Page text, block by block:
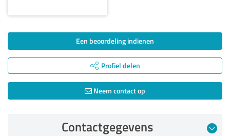
Een beoordeling indienen
Profiel delen
Neem contact op
Contactgegevens